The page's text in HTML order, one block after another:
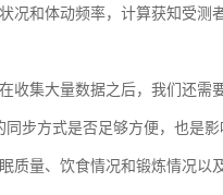
况和体动频率，计算获知受测
集大量数据之后，我们还需
步方式是否足够方便，也是影
质量、饮食情况和锻炼情况以